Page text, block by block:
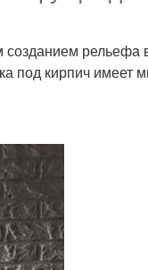
созданием рельефа
под кирпич имеет